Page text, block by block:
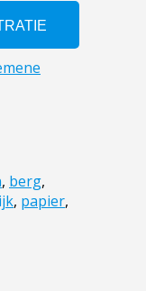
, berg,
, papier,